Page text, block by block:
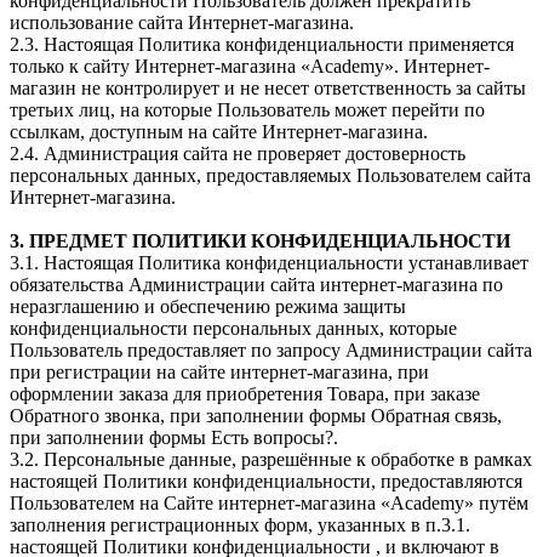
использование сайта Интернет-магазина.
2.3. Настоящая Политика конфиденциальности применяется
только к сайту Интернет-магазина «Academy». Интернет-
магазин не контролирует и не несет ответственность за сайты
третьих лиц, на которые Пользователь может перейти по
ссылкам, доступным на сайте Интернет-магазина.
2.4. Администрация сайта не проверяет достоверность
персональных данных, предоставляемых Пользователем сайта
Интернет-магазина.
3. ПРЕДМЕТ ПОЛИТИКИ КОНФИДЕНЦИАЛЬНОСТИ
3.1. Настоящая Политика конфиденциальности устанавливает
обязательства Администрации сайта интернет-магазина по
неразглашению и обеспечению режима защиты
конфиденциальности персональных данных, которые
Пользователь предоставляет по запросу Администрации сайта
при регистрации на сайте интернет-магазина, при
оформлении заказа для приобретения Товара, при заказе
Обратного звонка, при заполнении формы Обратная связь,
при заполнении формы Есть вопросы?.
3.2. Персональные данные, разрешённые к обработке в рамках
настоящей Политики конфиденциальности, предоставляются
Пользователем на Сайте интернет-магазина «Academy» путём
заполнения регистрационных форм, указанных в п.3.1.
настоящей Политики конфиденциальности , и включают в